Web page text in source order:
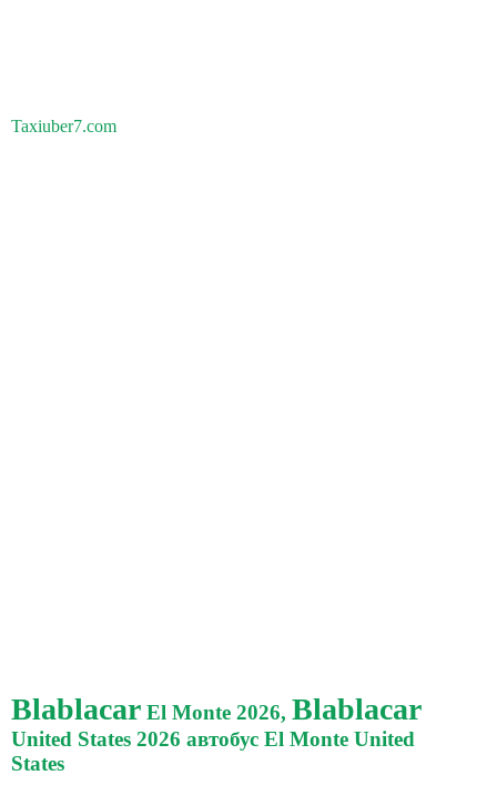
Taxiuber7.com
Blablacar El Monte 2026, Blablacar
United States 2026 автобус El Monte United
States